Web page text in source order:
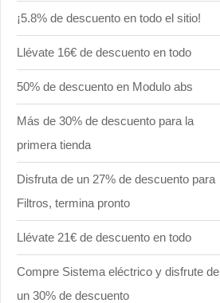
¡5.8% de descuento en todo el sitio!
Llévate 16€ de descuento en todo
50% de descuento en Modulo abs
Más de 30% de descuento para la
primera tienda
Disfruta de un 27% de descuento para
Filtros, termina pronto
Llévate 21€ de descuento en todo
Compre Sistema eléctrico y disfrute de
un 30% de descuento